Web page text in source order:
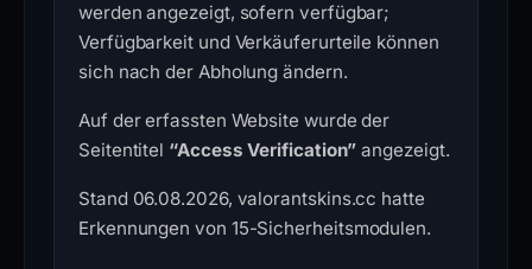
werden angezeigt, sofern verfügbar;
Verfügbarkeit und Verkäuferurteile können
sich nach der Abholung ändern.
Auf der erfassten Website wurde der
Seitentitel “Access Verification” angezeigt.
Stand 06.08.2026, valorantskins.cc hatte
Erkennungen von 15-Sicherheitsmodulen.